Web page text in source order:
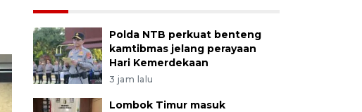
Polda NTB perkuat benteng
kamtibmas jelang perayaan
Hari Kemerdekaan
3 jam lalu
Lombok Timur masuk